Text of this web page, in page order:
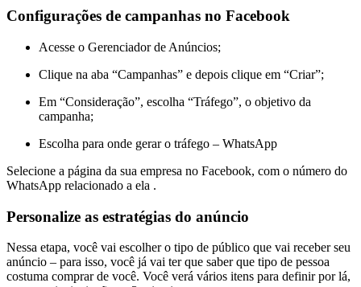
Configurações de campanhas no Facebook
Acesse o Gerenciador de Anúncios;
Clique na aba “Campanhas” e depois clique em “Criar”;
Em “Consideração”, escolha “Tráfego”, o objetivo da
campanha;
Escolha para onde gerar o tráfego – WhatsApp
Selecione a página da sua empresa no Facebook, com o número do
WhatsApp relacionado a ela .
Personalize as estratégias do anúncio
Nessa etapa, você vai escolher o tipo de público que vai receber seu
anúncio – para isso, você já vai ter que saber que tipo de pessoa
costuma comprar de você. Você verá vários itens para definir por lá,